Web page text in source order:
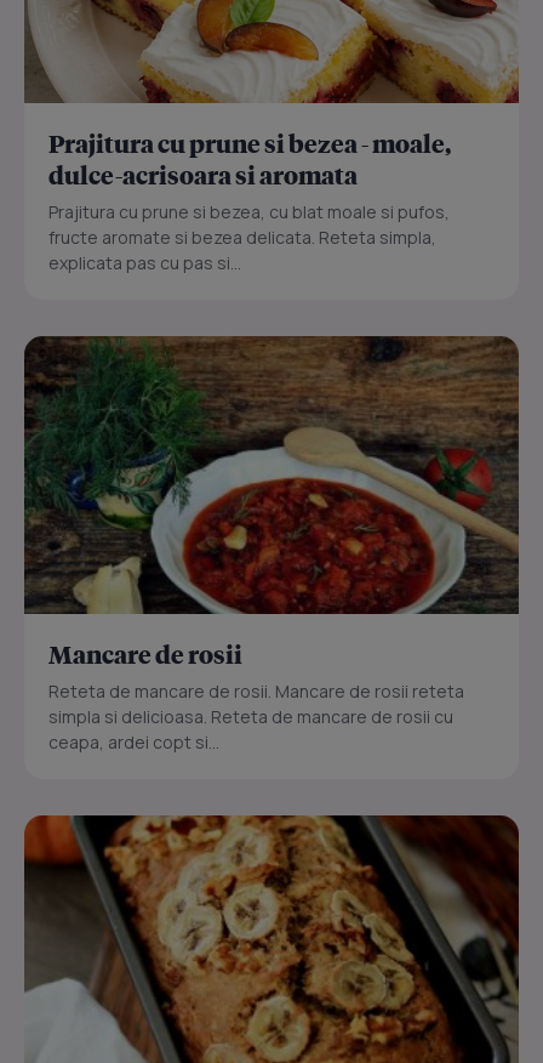
Prajitura cu prune si bezea - moale,
dulce-acrisoara si aromata
Prajitura cu prune si bezea, cu blat moale si pufos,
fructe aromate si bezea delicata. Reteta simpla,
explicata pas cu pas si...
Mancare de rosii
Reteta de mancare de rosii. Mancare de rosii reteta
simpla si delicioasa. Reteta de mancare de rosii cu
ceapa, ardei copt si...